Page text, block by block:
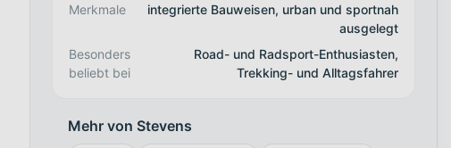
Merkmale
integrierte Bauweisen, urban und sportnah
ausgelegt
Besonders
beliebt bei
Road- und Radsport-Enthusiasten,
Trekking- und Alltagsfahrer
Mehr von Stevens